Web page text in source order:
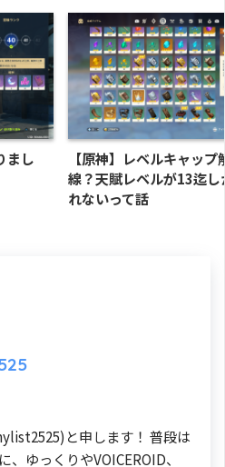
まし
【原神】レベルキャップ
線？天賦レベルが13迄し
れないって話
と申します！ 普段は
ゆっくりやVOICEROID、